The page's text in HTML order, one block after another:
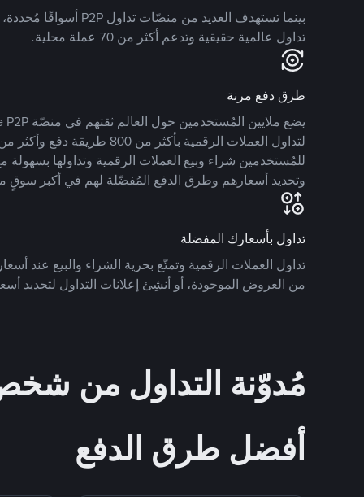
تداول عالمية حقيقية وتدعم أكثر من 70 عملة محلية.
طرق دفع مرنة
للمُستخدمين شراء وبيع العملات الرقمية وتداولها
وتحديد أسعارهم وطرق الدفع المُفضّلة لهم في أكبر سوقٍ
تداول بأسعارك المفضلة
تداول العملات الرقمية وتمتّع بحرية الشراء والبيع عند
من العروض الموجودة، أو أنشِئ إعلانات التداول لتحديد
مُدوّنة التداول من
أفضل طرق الدفع